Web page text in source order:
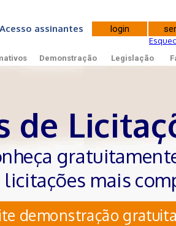
Acesso assinantes
Demonstração Legislação
de
licitações mais
demonstração gratuita